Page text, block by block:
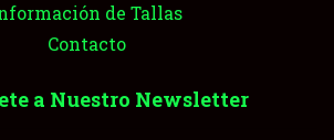
de Tallas
Contacto
a Nuestro Newsletter